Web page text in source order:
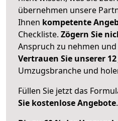
übernehmen unsere
Ihnen kompetente
Checkliste. Zögern Sie
Anspruch zu nehmen
Vertrauen Sie unserer
Umzugsbranche und
Füllen Sie jetzt das
Sie kostenlose Angebote.